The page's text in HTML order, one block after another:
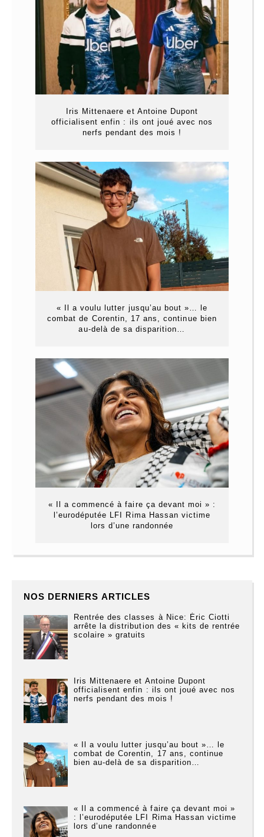
Iris Mittenaere et Antoine Dupont
officialisent enfin : ils ont joué avec nos
nerfs pendant des mois !
« Il a voulu lutter jusqu’au bout »… le
combat de Corentin, 17 ans, continue bien
au-delà de sa disparition…
« Il a commencé à faire ça devant moi » :
l’eurodéputée LFI Rima Hassan victime
lors d’une randonnée
NOS DERNIERS ARTICLES
Rentrée des classes à Nice: Éric Ciotti
arrête la distribution des « kits de rentrée
scolaire » gratuits
Iris Mittenaere et Antoine Dupont
officialisent enfin : ils ont joué avec nos
nerfs pendant des mois !
« Il a voulu lutter jusqu’au bout »… le
combat de Corentin, 17 ans, continue
bien au-delà de sa disparition…
« Il a commencé à faire ça devant moi »
: l’eurodéputée LFI Rima Hassan victime
lors d’une randonnée